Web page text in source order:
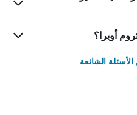
أوبرا؟
الشائعة